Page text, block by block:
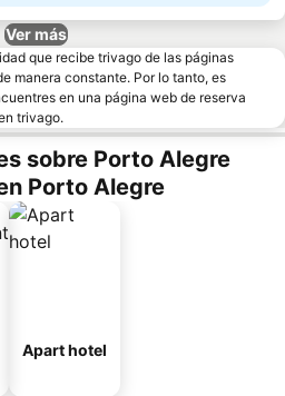
Ver más
que recibe trivago de las páginas
manera constante. Por lo tanto, es
en una página web de reserva
trivago.
sobre Porto Alegre
Porto Alegre
Apart hotel